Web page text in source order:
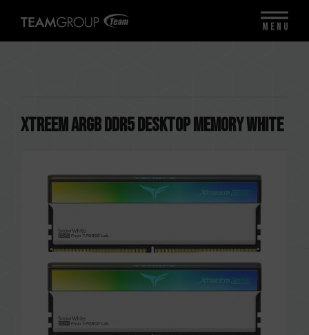
XTREEM ARGB DDR5 DESKTOP MEMORY WHITE
MENU